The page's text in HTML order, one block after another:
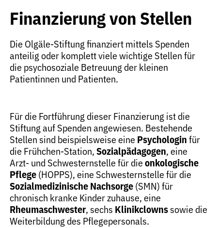
Finanzierung von Stellen
Die Olgäle-Stiftung finanziert mittels Spenden
anteilig oder komplett viele wichtige Stellen für
die psychosoziale Betreuung der kleinen
Patientinnen und Patienten.
Für die Fortführung dieser Finanzierung ist die
Stiftung auf Spenden angewiesen. Bestehende
Stellen sind beispielsweise eine Psychologinfür
die Frühchen-Station,Sozialpädagogen, eine
Arzt- und Schwesternstelle für dieonkologische
Pflege(HOPPS), eine Schwesternstelle für die
Sozialmedizinische Nachsorge(SMN) für
chronisch kranke Kinder zuhause, eine
Rheumaschwester, sechs Klinikclownssowie die
Weiterbildung des Pflegepersonals.